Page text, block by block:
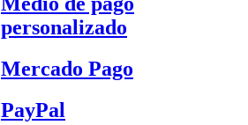
personalizado
Mercado Pago
PayPal